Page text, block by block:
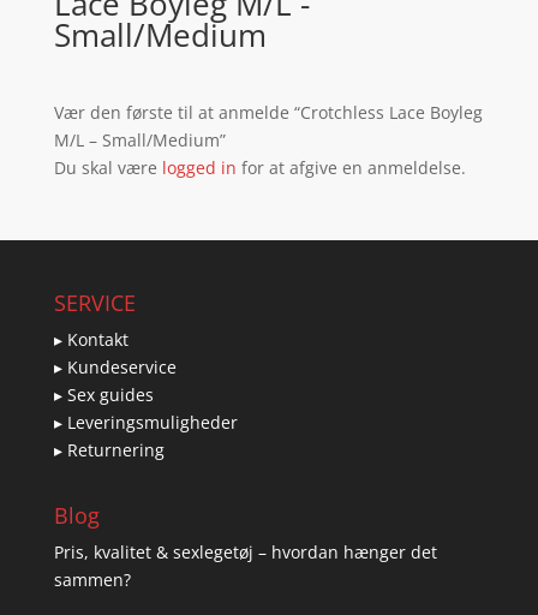
Small/Medium
Vær den første til at anmelde “Crotchless Lace Boyleg
M/L – Small/Medium”
Du skal være logged in for at afgive en anmeldelse.
SERVICE
▸ Kontakt
▸ Kundeservice
▸ Sex guides
▸ Leveringsmuligheder
▸ Returnering
Blog
Pris, kvalitet & sexlegetøj – hvordan hænger det
sammen?